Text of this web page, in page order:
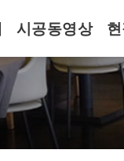
시공동영상